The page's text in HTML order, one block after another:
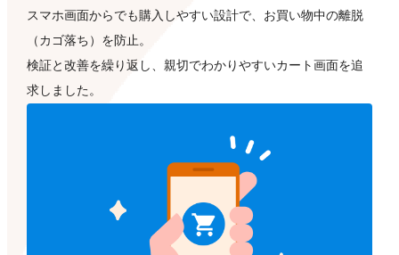
スマホ画面からでも購入しやすい設計で、お買い物中の離脱
（カゴ落ち）を防止。
検証と改善を繰り返し、親切でわかりやすいカート画面を追
求しました。